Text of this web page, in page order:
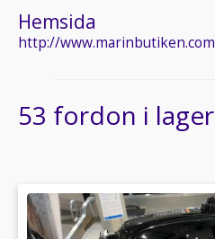
Hemsida
http://www.marinbutiken.com
53 fordon i lager